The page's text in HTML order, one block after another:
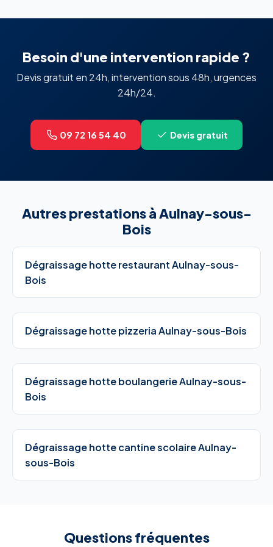
Besoin d'une intervention rapide ?
Devis gratuit en 24h, intervention sous 48h, urgences
24h/24.
09 72 16 54 40 Devis gratuit
Autres prestations à Aulnay-sous-
Bois
Dégraissage hotte restaurant Aulnay-sous-
Bois
Dégraissage hotte pizzeria Aulnay-sous-Bois
Dégraissage hotte boulangerie Aulnay-sous-
Bois
Dégraissage hotte cantine scolaire Aulnay-
sous-Bois
Questions fréquentes